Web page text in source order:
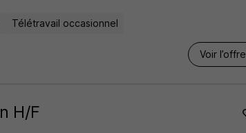
Télétravail occasionnel
Voir l’offre
H/F